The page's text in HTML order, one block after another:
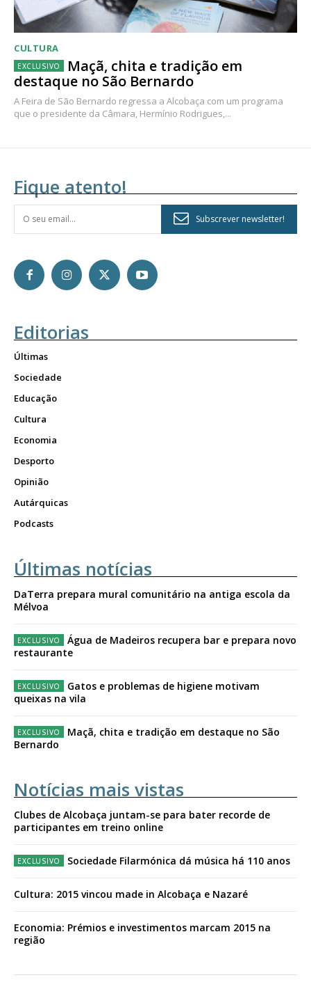
CULTURA
Maçã, chita e tradição em
destaque no São Bernardo
A Feira de São Bernardo regressa a Alcobaça com um programa
que o presidente da Câmara, Hermínio Rodrigues,...
Fique atento!
Subscrever newsletter!
Editorias
Últimas
Sociedade
Educação
Cultura
Economia
Desporto
Opinião
Autárquicas
Podcasts
Últimas notícias
DaTerra prepara mural comunitário na antiga escola da
Mélvoa
Água de Madeiros recupera bar e prepara novo
restaurante
Gatos e problemas de higiene motivam
queixas na vila
Maçã, chita e tradição em destaque no São
Bernardo
Notícias mais vistas
Clubes de Alcobaça juntam-se para bater recorde de
participantes em treino online
Sociedade Filarmónica dá música há 110 anos
Cultura: 2015 vincou made in Alcobaça e Nazaré
Economia: Prémios e investimentos marcam 2015 na
região